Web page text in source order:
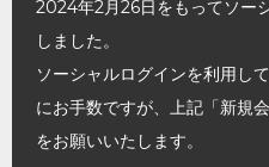
2024年2月26日をもってソー
しました。
ソーシャルログインを利用し
にお手数ですが、上記「新規
をお願いいたします。